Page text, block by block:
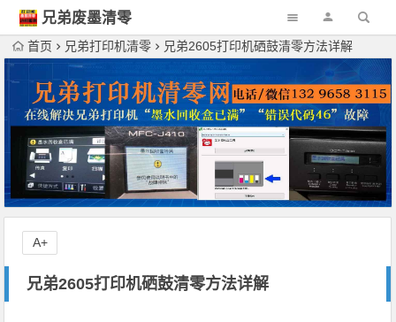
兄弟废墨清零
网首页 兄弟打印机清零 兄弟2605打印机硒鼓清零方法详解
兄弟2605打印机硒鼓清零方法详解
A+